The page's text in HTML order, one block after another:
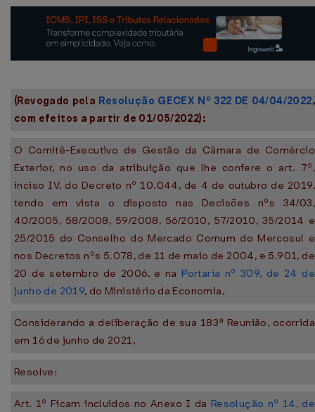
(Revogado pela Resolução GECEX Nº 322 DE 04/04/2022,
com efeitos a partir de 01/05/2022):
O Comitê-Executivo de Gestão da Câmara de Comércio
Exterior, no uso da atribuição que lhe confere o art. 7º,
inciso IV, do Decreto nº 10.044, de 4 de outubro de 2019,
tendo em vista o disposto nas Decisões nºs 34/03,
40/2005, 58/2008, 59/2008, 56/2010, 57/2010, 35/2014 e
25/2015 do Conselho do Mercado Comum do Mercosul e
nos Decretos nºs 5.078, de 11 de maio de 2004, e 5.901, de
20 de setembro de 2006, e na Portaria nº 309, de 24 de
junho de 2019, do Ministério da Economia,
Considerando a deliberação de sua 183ª Reunião, ocorrida
em 16 de junho de 2021,
Resolve:
Art. 1º Ficam incluídos no Anexo I da Resolução nº 14, de